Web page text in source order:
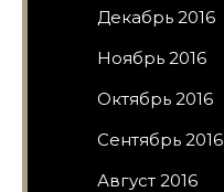
Декабрь 2016
Ноябрь 2016
Октябрь 2016
Сентябрь 2016
Август 2016